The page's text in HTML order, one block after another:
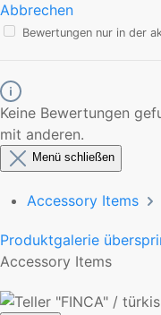
Abbrechen
Bewertungen nur in der
Keine Bewertungen
mit anderen.
Menü schließen
Accessory Items
Produktgalerie
Accessory Items